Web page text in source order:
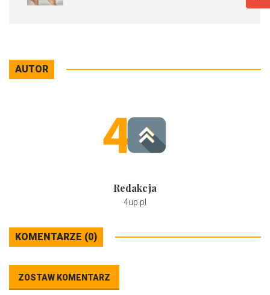
AUTOR
Redakcja
4up.pl
KOMENTARZE (0)
ZOSTAW KOMENTARZ